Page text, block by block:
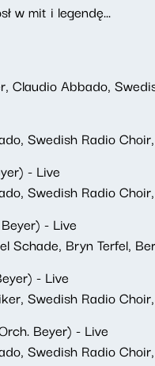
w mit i legendę...
Abbado,
Swedish Radio
- Live
Swedish Radio
- Live
Bryn Terfel,
- Live
Swedish Radio
Beyer) - Live
Swedish Radio